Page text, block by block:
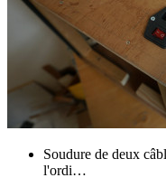
Soudure de deux
l'ordi…